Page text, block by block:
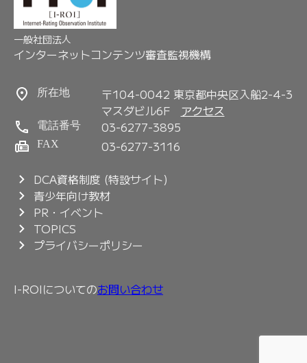
一般社団法人
インターネットコンテンツ審査監視機構
所在地
〒104-0042 東京都中央区入船2-4-3
マスダビル6F アクセス
電話番号 03-6277-3895
FAX
03-6277-3116
DCA資格制度 (特設サイト)
青少年向け教材
PR・イベント
TOPICS
プライバシーポリシー
I-ROIについてのお問い合わせ